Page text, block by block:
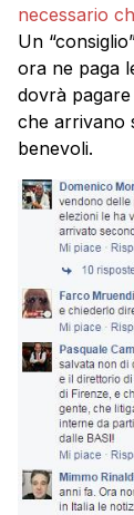
necessario
Un
ora ne paga
dovrà
che arrivano
benevoli.